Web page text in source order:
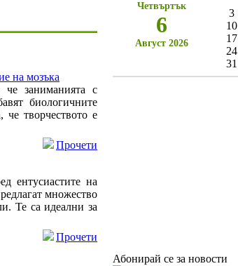
на мозъка
че заниманията с
биологичните
че творчеството е
Прочети
ентусиастите на
множество
Те са идеални за
Прочети
Четвъртък
6
Август 2026
3
10
17
24
31
Абонирай се за новости